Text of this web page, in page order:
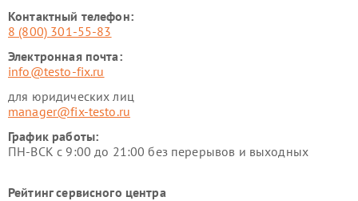
Контактный телефон:
8 (800) 301-55-83
Электронная почта:
info@testo-fix.ru
для юридических лиц
manager@fix-testo.ru
График работы:
ПН-ВСК с 9:00 до 21:00 без перерывов и выходных
Рейтинг сервисного центра